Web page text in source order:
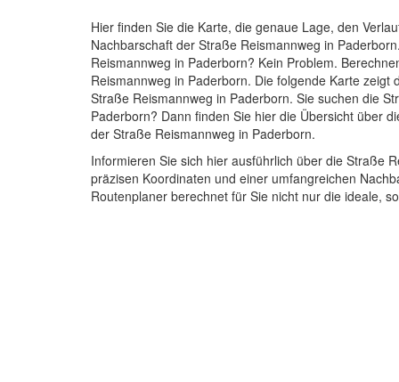
Hier finden Sie die Karte, die genaue Lage, den
Nachbarschaft der Straße Reismannweg in
Reismannweg in Paderborn? Kein Problem.
Reismannweg in Paderborn. Die folgende Karte zeigt
Straße Reismannweg in Paderborn. Sie suchen die
Paderborn? Dann finden Sie hier die Übersicht über
der Straße Reismannweg in Paderborn.
Informieren Sie sich hier ausführlich über die Straße
präzisen Koordinaten und einer umfangreichen
Routenplaner berechnet für Sie nicht nur die ideale,